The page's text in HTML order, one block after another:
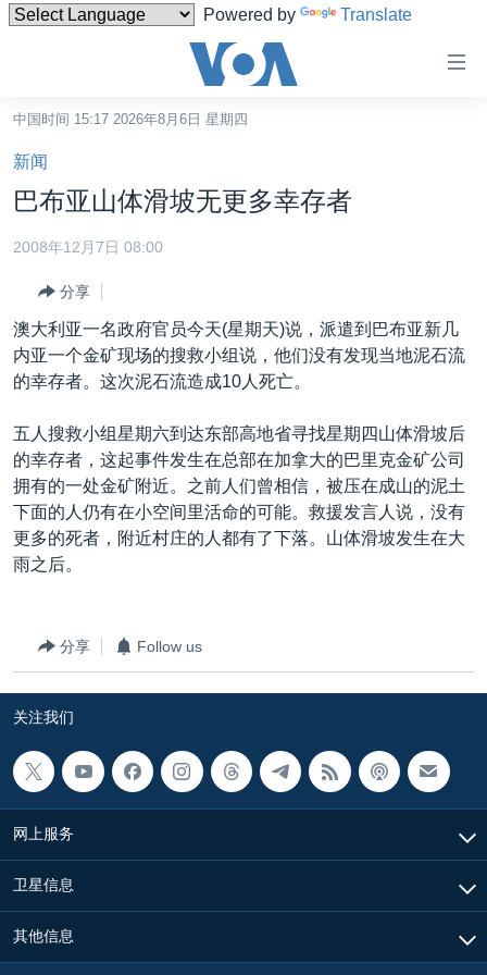
Powered by Translate
碍
链
接
跳
转
容
导
跳
转
到
检
港澳
国际
最新国际新闻
中东
欧洲
非洲
美洲
分类新闻
人权·法律·宗教
科教·文娱·体健
军事
劳工
热点专题
白宫要闻
国会报道
美中关系
埃博拉疫情
美国之音专访
重要讲话与声明
台海两岸关系
南中国海争端
关注新疆
GEN Z 看美国
VOA视频
VOA今日焦点
中文广播
其他语言网站
中国时间 15:17 2026年8月6日 星期四
新闻
巴布亚山体滑坡无更多幸存者
2008年12月7日 08:00
分享
澳大利亚一名政府官员今天(星期天)说，派遣到巴布亚新几
内亚一个金矿现场的搜救小组说，他们没有发现当地泥石流
的幸存者。这次泥石流造成10人死亡。
五人搜救小组星期六到达东部高地省寻找星期四山体滑坡后
的幸存者，这起事件发生在总部在加拿大的巴里克金矿公司
拥有的一处金矿附近。之前人们曾相信，被压在成山的泥土
下面的人仍有在小空间里活命的可能。救援发言人说，没有
更多的死者，附近村庄的人都有了下落。山体滑坡发生在大
雨之后。
分享 Follow us
关注我们
网上服务
卫星信息
其他信息